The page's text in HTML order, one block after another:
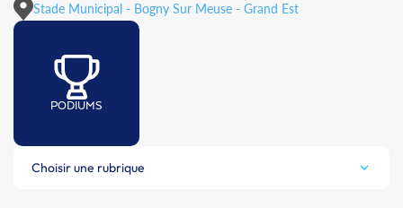
Stade Municipal - Bogny Sur Meuse - Grand Est
PODIUMS
Choisir une rubrique